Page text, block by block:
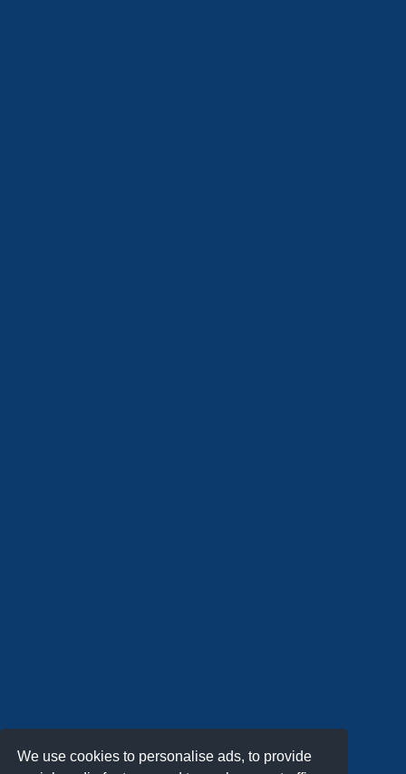
We use cookies to personalise ads, to provide